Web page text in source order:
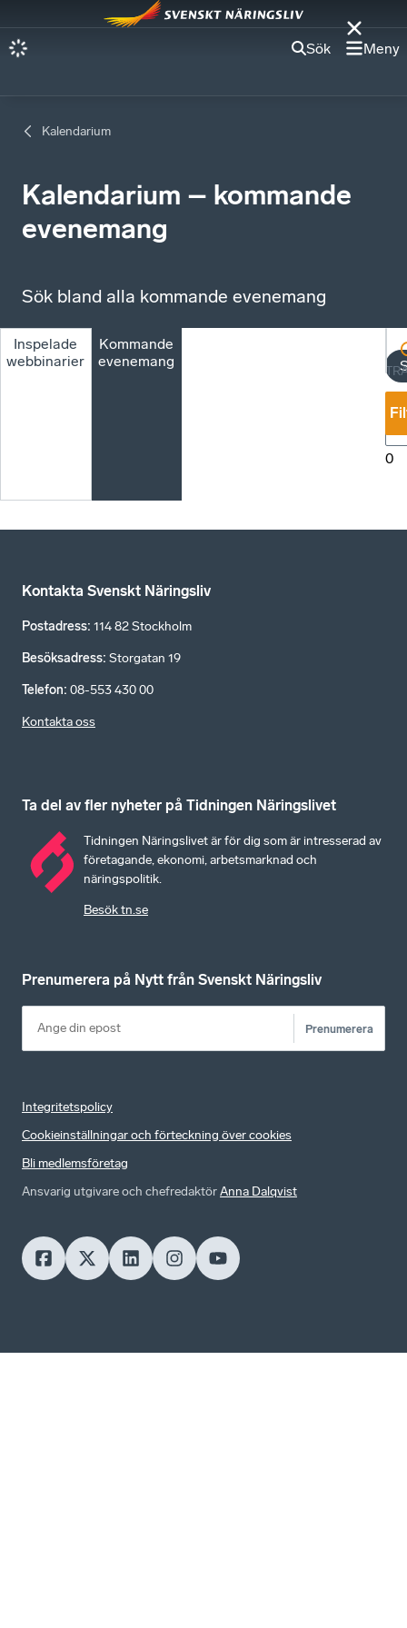
Sök Meny
Kalendarium
Kalendarium – kommande
evenemang
Sök bland alla kommande evenemang
Inspelade
webbinarier
Kommande
evenemang
0
Kontakta Svenskt Näringsliv
Postadress: 114 82 Stockholm
Besöksadress: Storgatan 19
Telefon: 08-553 430 00
Kontakta oss
Ta del av fler nyheter på Tidningen Näringslivet
Tidningen Näringslivet är för dig som är intresserad av
företagande, ekonomi, arbetsmarknad och
näringspolitik.
Besök tn.se
Prenumerera på Nytt från Svenskt Näringsliv
Prenumerera
Integritetspolicy
Cookieinställningar och förteckning över cookies
Bli medlemsföretag
Ansvarig utgivare och chefredaktörAnna Dalqvist